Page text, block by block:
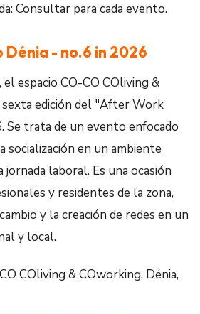
Consultar para cada evento.
- no.6 in 2026
espacio CO-CO COliving &
edición del "After Work
Se trata de un evento enfocado
en un ambiente
laboral. Es una ocasión
y residentes de la zona,
y la creación de redes en un
y local.
COliving & COworking, Dénia,